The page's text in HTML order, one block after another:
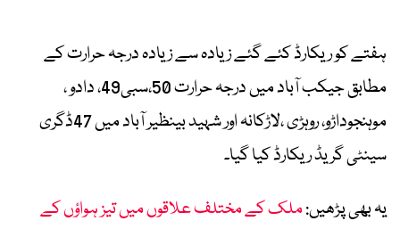
ہفتے کو ریکارڈ کئے گئے زیادہ سے زیادہ درجہ حرارت کے
مطابق جیکب آباد میں درجہ حرارت 50،سبی49، دادو ،
موہنجوداڑو، روہڑی ،لاڑکانہ اور شہید بینظیر آباد میں 47ڈگری
سینٹی گریڈ ریکارڈ کیا گیا۔
یہ بھی پڑھیں:ملک کے مختلف علاقوں میں تیز ہواؤں کے